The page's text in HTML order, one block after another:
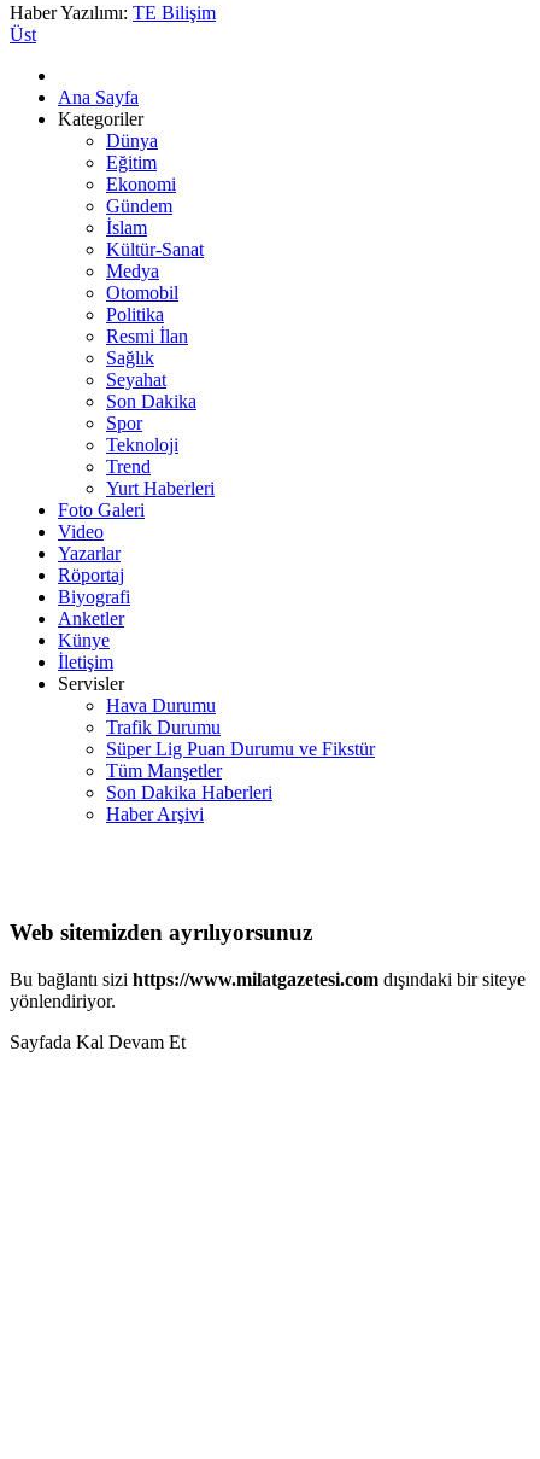
Haber Yazılımı: TE Bilişim
Üst
Ana Sayfa
Kategoriler
Dünya
Eğitim
Ekonomi
Gündem
İslam
Kültür-Sanat
Medya
Otomobil
Politika
Resmi İlan
Sağlık
Seyahat
Son Dakika
Spor
Teknoloji
Trend
Yurt Haberleri
Foto Galeri
Video
Yazarlar
Röportaj
Biyografi
Anketler
Künye
İletişim
Servisler
Hava Durumu
Trafik Durumu
Süper Lig Puan Durumu ve Fikstür
Tüm Manşetler
Son Dakika Haberleri
Haber Arşivi
Web sitemizden ayrılıyorsunuz
Bu bağlantı sizi https://www.milatgazetesi.com dışındaki bir siteye
yönlendiriyor.
Sayfada Kal Devam Et